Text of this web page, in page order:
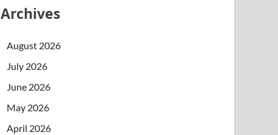
Archives
August 2026
July 2026
June 2026
May 2026
April 2026